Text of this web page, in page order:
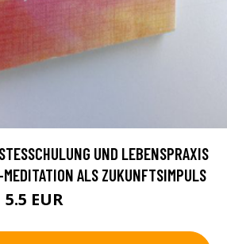
UND LEBENSPRAXIS
ALS ZUKUNFTSIMPULS
5.5 EUR